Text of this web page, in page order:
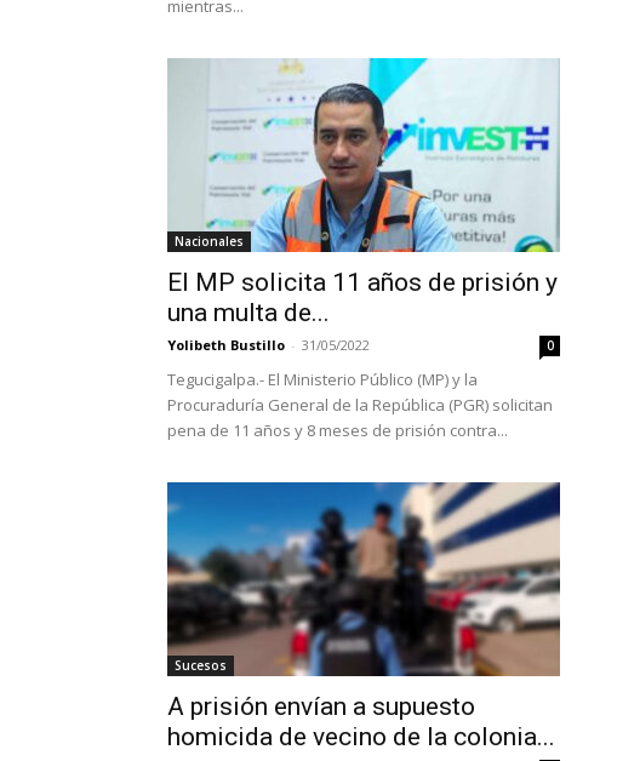
mientras...
Nacionales
El MP solicita 11 años de prisión y
una multa de...
Yolibeth Bustillo - 31/05/2022 0
Tegucigalpa.- El Ministerio Público (MP) y la
Procuraduría General de la República (PGR) solicitan
pena de 11 años y 8 meses de prisión contra...
Sucesos
A prisión envían a supuesto
homicida de vecino de la colonia...